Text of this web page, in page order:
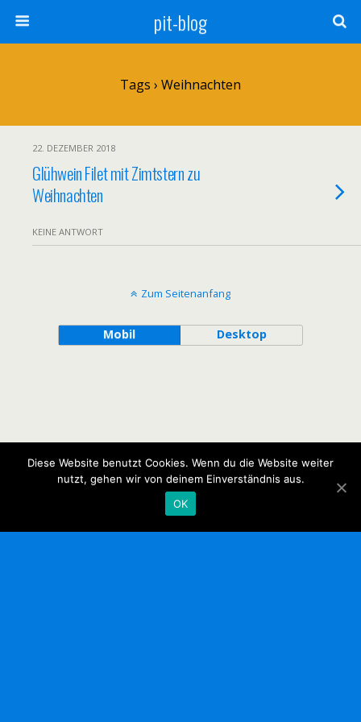
pit-blog
Tags › Weihnachten
22. DEZEMBER 2018
Glühwein Filet mit Zimtstern zu
Weihnachten
KEINE ANTWORT
Zum Seitenanfang
Mobil Desktop
Diese Website benutzt Cookies. Wenn du die Website weiter
nutzt, gehen wir von deinem Einverständnis aus.
OK